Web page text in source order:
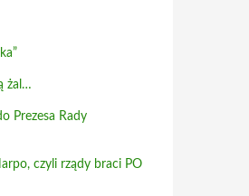
żal…
Prezesa Rady
czyli rządy braci PO